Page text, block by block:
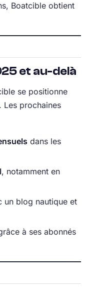
Boatcible obtient
et au-delà
se positionne
Les prochaines
dans les
, notamment en
un blog nautique et
à ses abonnés